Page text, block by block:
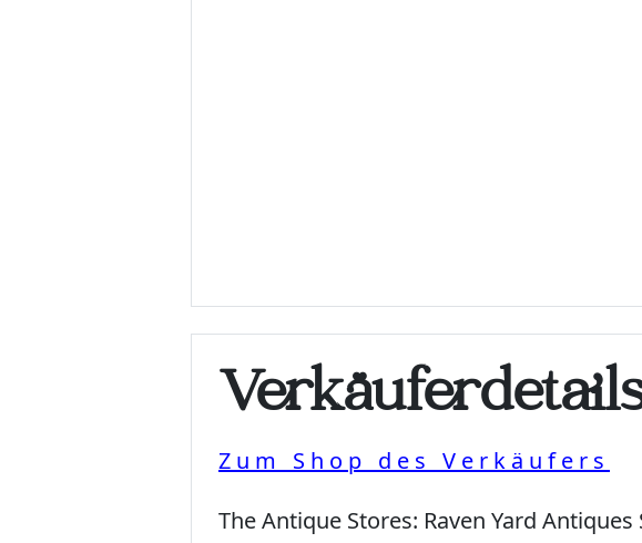
Zum Shop des Verkäufers
The Antique Stores: Raven Yard Antiques